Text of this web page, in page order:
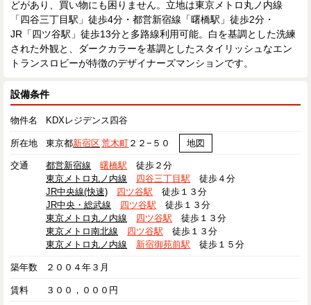
どがあり、買い物にも困りません。立地は東京メトロ丸ノ内線
「四谷三丁目駅」徒歩4分・都営新宿線「曙橋駅」徒歩2分・
JR「四ツ谷駅」徒歩13分と多路線利用可能。白を基調とした洗練
された外観と、ダークカラーを基調としたスタイリッシュなエン
トランスロビーが特徴のデザイナーズマンションです。
設備条件
物件名 KDXレジデンス四谷
所在地 東京都新宿区荒木町 ２２−５０ 地図
交通 都営新宿線 曙橋駅 徒歩２分
東京メトロ丸ノ内線
四谷三丁目駅 徒歩４分
JR中央線(快速)
四ツ谷駅 徒歩１３分
JR中央・総武線
四ツ谷駅 徒歩１３分
東京メトロ丸ノ内線
四ツ谷駅 徒歩１３分
東京メトロ南北線
四ツ谷駅 徒歩１３分
東京メトロ丸ノ内線
新宿御苑前駅 徒歩１５分
築年数 ２００４年３月
賃料 ３００，０００円